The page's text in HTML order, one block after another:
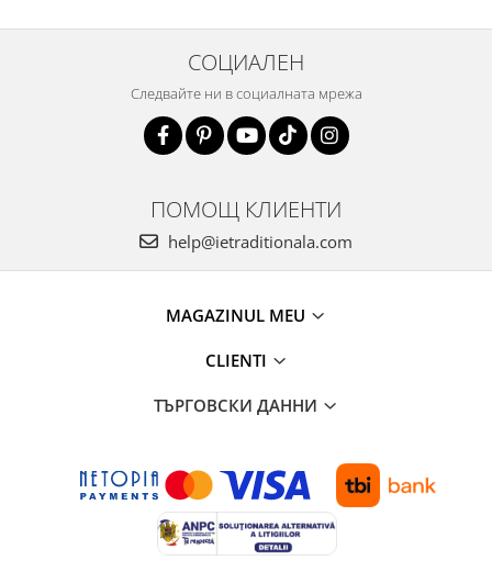
СОЦИАЛЕН
Следвайте ни в социалната мрежа
ПОМОЩ КЛИЕНТИ
help@ietraditionala.com
MAGAZINUL MEU
CLIENTI
ТЪРГОВСКИ ДАННИ